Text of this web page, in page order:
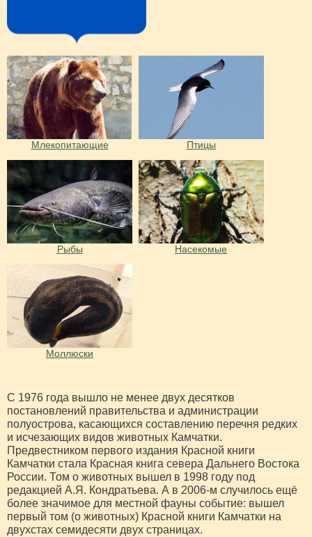
Млекопитающие Птицы
Рыбы Насекомые
Моллюски
С 1976 года вышло не менее двух десятков
постановлений правительства и администрации
полуострова, касающихся составлению перечня редких
и исчезающих видов животных Камчатки.
Предвестником первого издания Красной книги
Камчатки стала Красная книга севера Дальнего Востока
России. Том о животных вышел в 1998 году под
редакцией А.Я. Кондратьева. А в 2006-м случилось ещё
более значимое для местной фауны событие: вышел
первый том (о животных) Красной книги Камчатки на
двухстах семидесяти двух страницах.